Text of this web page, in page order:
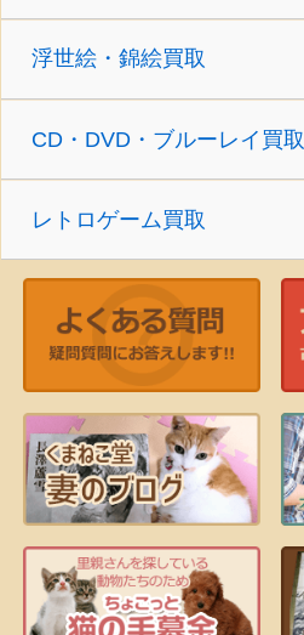
浮世絵・錦絵買取
CD・DVD・ブルーレイ買取
レトロゲーム買取